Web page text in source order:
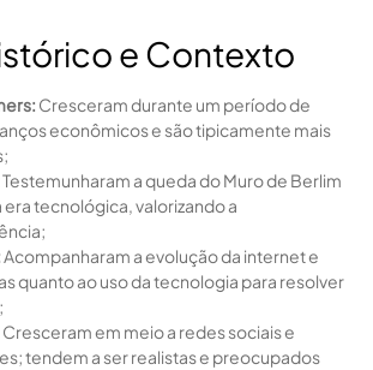
e Contexto
Cresceram durante um período de
econômicos e são tipicamente mais
Testemunharam a queda do Muro de Berlim
era tecnológica, valorizando a
Acompanharam a evolução da internet e
quanto ao uso da tecnologia para resolver
Cresceram em meio a redes sociais e
tendem a ser realistas e preocupados